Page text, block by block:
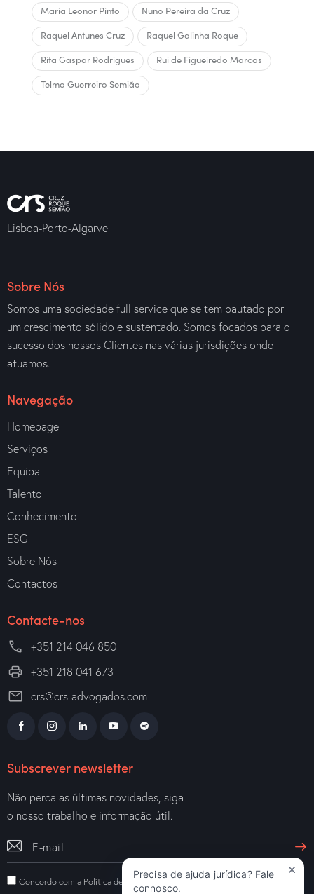
Maria Leonor Pinto
Nuno Pereira da Cruz
Raquel Antunes Cruz
Raquel Galinha Roque
Rita Gaspar Rodrigues
Rui de Figueiredo Marcos
Telmo Guerreiro Semião
Lisboa-Porto-Algarve
Sobre Nós
Somos uma sociedade full service que se tem pautado por
um crescimento sólido e sustentado. Somos focados para o
sucesso dos nossos Clientes nas várias jurisdições onde
atuamos.
Navegação
Homepage
Serviços
Equipa
Talento
Conhecimento
ESG
Sobre Nós
Contactos
Contacte-nos
+351 214 046 850
+351 218 041 673
crs@crs-advogados.com
Subscrever newsletter
Não perca as últimas novidades, siga
o nosso trabalho e informação útil.
Concordo com a Política de Privacidade
Precisa de ajuda jurídica? Fale
connosco.